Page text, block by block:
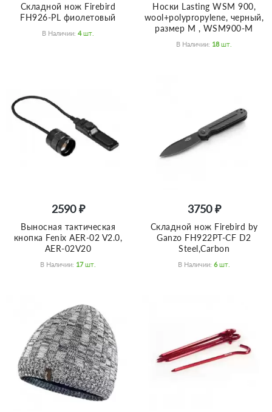
Складной нож Firebird
FH926-PL фиолетовый
В Наличии: 4 Шт.
Носки Lasting WSM 900,
wool+polypropylene, черный,
размер M , WSM900-M
В Наличии: 18 Шт.
2590 ₽
Выносная тактическая
кнопка Fenix AER-02 V2.0,
AER-02V20
В Наличии: 17 Шт.
3750 ₽
Складной нож Firebird by
Ganzo FH922PT-CF D2
Steel,Carbon
В Наличии: 6 Шт.